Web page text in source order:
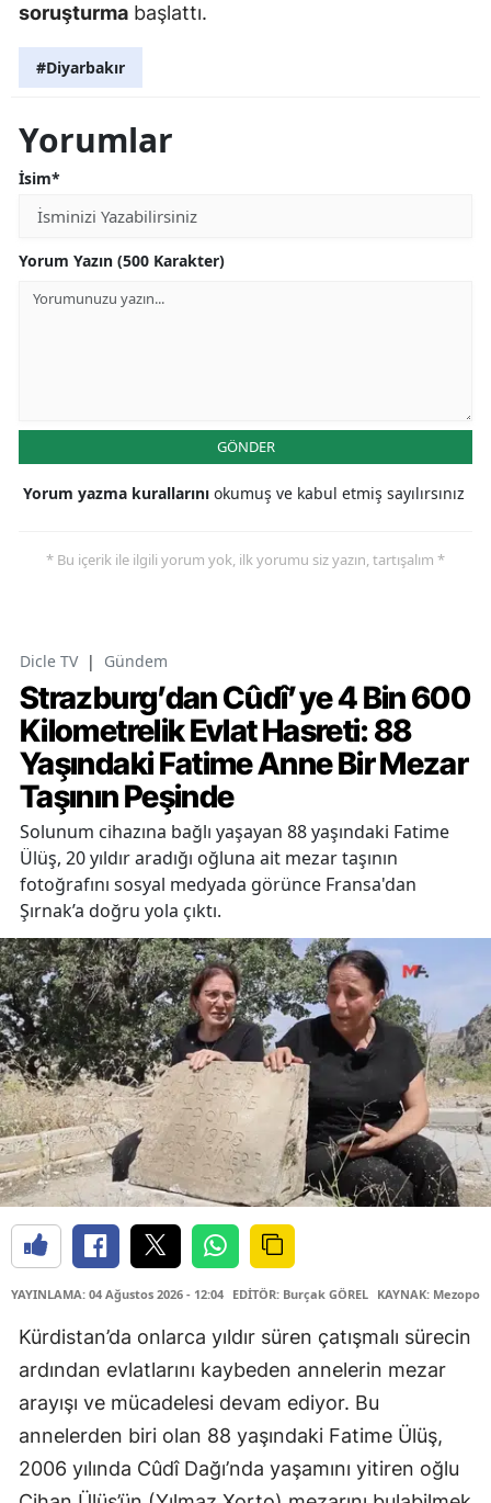
soruşturma başlattı.
#Diyarbakır
Yorumlar
İsim*
Yorum Yazın (500 Karakter)
GÖNDER
Yorum yazma kurallarını okumuş ve kabul etmiş sayılırsınız
* Bu içerik ile ilgili yorum yok, ilk yorumu siz yazın, tartışalım *
Dicle TV | Gündem
Strazburg’dan Cûdî’ye 4 Bin 600
Kilometrelik Evlat Hasreti: 88
Yaşındaki Fatime Anne Bir Mezar
Taşının Peşinde
Solunum cihazına bağlı yaşayan 88 yaşındaki Fatime
Ülüş, 20 yıldır aradığı oğluna ait mezar taşının
fotoğrafını sosyal medyada görünce Fransa'dan
Şırnak’a doğru yola çıktı.
YAYINLAMA: 04 Ağustos 2026 - 12:04 EDİTÖR: Burçak GÖREL KAYNAK:
Kürdistan’da onlarca yıldır süren çatışmalı sürecin
ardından evlatlarını kaybeden annelerin mezar
arayışı ve mücadelesi devam ediyor. Bu
annelerden biri olan 88 yaşındaki Fatime Ülüş,
2006 yılında Cûdî Dağı’nda yaşamını yitiren oğlu